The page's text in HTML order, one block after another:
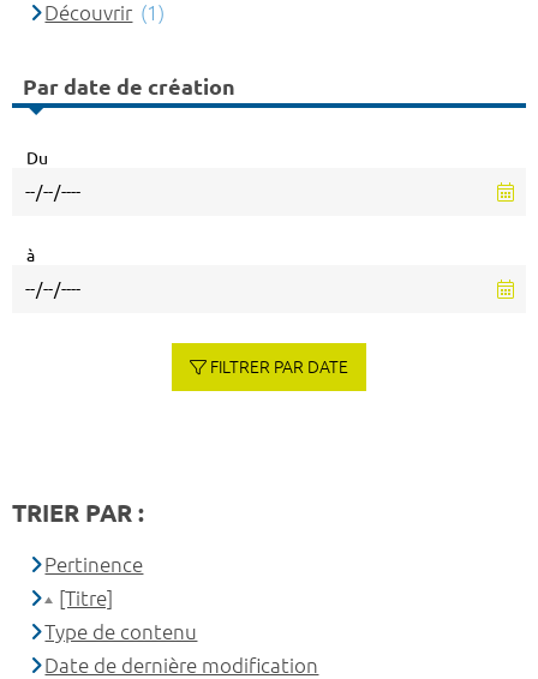
Découvrir (1)
Par date de création
Du
à
FILTRER PAR DATE
TRIER PAR :
Pertinence
[Titre]
Type de contenu
Date de dernière modification